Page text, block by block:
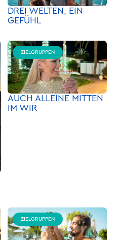
DREI WELTEN, EIN
GEFÜHL
ZIELGRUPPEN
AUCH ALLEINE MITTEN
IM WIR
ZIELGRUPPEN